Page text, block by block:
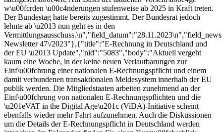
w\u00fcrden \u00c4nderungen stufenweise ab 2025 in Kraft treten.
Der Bundestag hatte bereits zugestimmt. Der Bundesrat jedoch
lehnte ab \u2013 nun geht es in den
Newsletter 47\/2023"},{"title":"E-Rechnung in Deutschland und
der EU \u2013 Update","nid":"5083","body":"Aktuell vergeht
kaum eine Woche, in der keine neuen Verlautbarungen zur
Einf\u00fchrung einer nationalen E-Rechnungspflicht und einem
damit verbundenen transaktionalen Meldesystem innerhalb der EU
publik werden. Die Mitgliedstaaten arbeiten zunehmend an der
Einf\u00fchrung von nationalen E-Rechnungspflichten und die
\u201eVAT in the Digital Age\u201c (ViDA)-Initiative scheint
ebenfalls wieder mehr Fahrt aufzunehmen. Auch die Diskussionen
um die Details der E-Rechnungspflicht in Deutschland werden